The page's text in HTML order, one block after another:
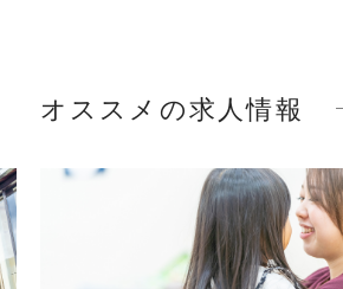
オススメの求人情報